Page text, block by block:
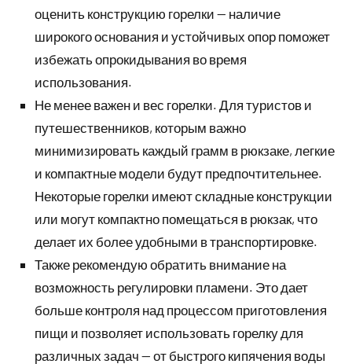
оценить конструкцию горелки — наличие
широкого основания и устойчивых опор поможет
избежать опрокидывания во время
использования.
Не менее важен и вес горелки. Для туристов и
путешественников, которым важно
минимизировать каждый грамм в рюкзаке, легкие
и компактные модели будут предпочтительнее.
Некоторые горелки имеют складные конструкции
или могут компактно помещаться в рюкзак, что
делает их более удобными в транспортировке.
Также рекомендую обратить внимание на
возможность регулировки пламени. Это дает
больше контроля над процессом приготовления
пищи и позволяет использовать горелку для
различных задач — от быстрого кипячения воды